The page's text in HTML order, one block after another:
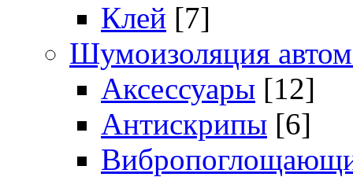
Клей [7]
Шумоизоляция
Аксессуары [12]
Антискрипы [6]